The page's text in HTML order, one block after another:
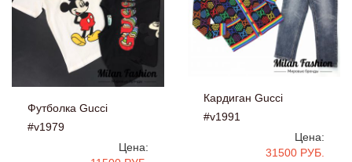
Кардиган Gucci
#v1991
Цена:
31500 РУБ.
Футболка Gucci
#v1979
Цена: